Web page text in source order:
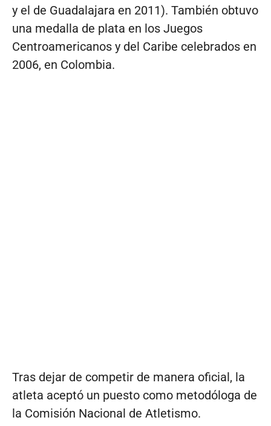
y el de Guadalajara en 2011). También obtuvo
una medalla de plata en los Juegos
Centroamericanos y del Caribe celebrados en
2006, en Colombia.
Tras dejar de competir de manera oficial, la
atleta aceptó un puesto como metodóloga de
la Comisión Nacional de Atletismo.